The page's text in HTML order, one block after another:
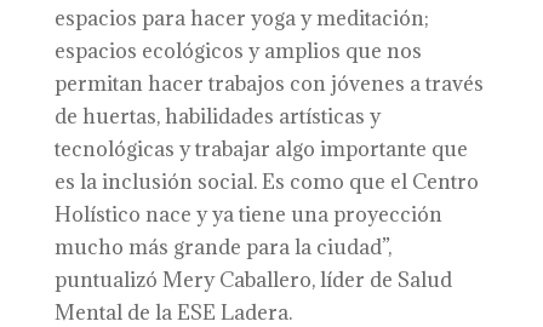
espacios para hacer yoga y meditación;
espacios ecológicos y amplios que nos
permitan hacer trabajos con jóvenes a través
de huertas, habilidades artísticas y
tecnológicas y trabajar algo importante que
es la inclusión social. Es como que el Centro
Holístico nace y ya tiene una proyección
mucho más grande para la ciudad”,
puntualizó Mery Caballero, líder de Salud
Mental de la ESE Ladera.